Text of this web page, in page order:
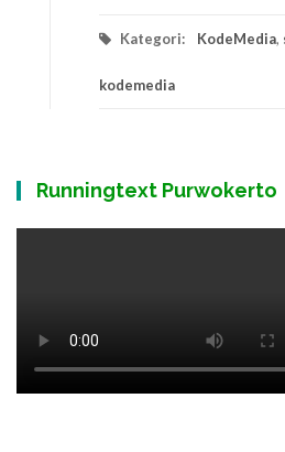
Kategori: KodeMedia,
kodemedia
Runningtext Purwokerto